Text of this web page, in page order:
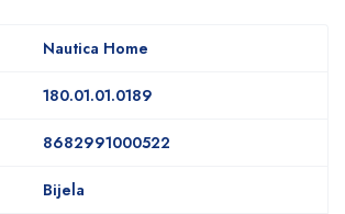
Nautica Home
180.01.01.0189
8682991000522
Bijela